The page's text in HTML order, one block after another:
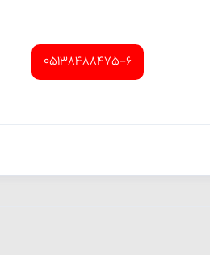
05138488475-6